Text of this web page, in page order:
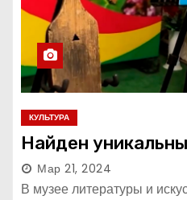
КУЛЬТУРА
Найден
Мар 21, 2024
В музее литературы и